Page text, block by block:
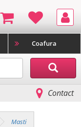
Coafura
Contact
Masti